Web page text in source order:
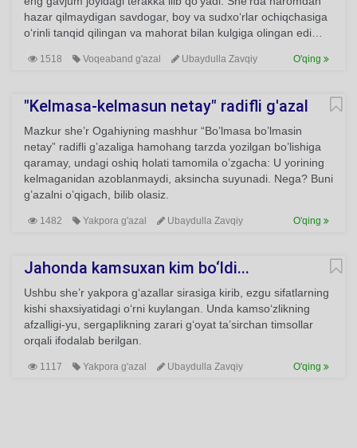
hazar qilmaydigan savdogar, boy va sudxo‘rlar ochiqchasiga
o‘rinli tanqid qilingan va mahorat bilan kulgiga olingan edi…
1518 Voqeaband g'azal Ubaydulla Zavqiy O'qing
"Kelmasa-kelmasun netay" radifli g'azal
Mazkur she’r Ogahiyning mashhur “Bo’lmasa bo’lmasin
netay” radifli g’azaliga hamohang tarzda yozilgan bo’lishiga
qaramay, undagi oshiq holati tamomila o’zgacha: U yorining
kelmaganidan azoblanmaydi, aksincha suyunadi. Nega? Buni
g’azalni o’qigach, bilib olasiz.
1482 Yakpora g'azal Ubaydulla Zavqiy O'qing
Jahonda kamsuxan kim bo‘ldi...
Ushbu she’r yakpora g‘azallar sirasiga kirib, ezgu sifatlarning
kishi shaxsiyatidagi o‘rni kuylangan. Unda kamso‘zlikning
afzalligi-yu, sergaplikning zarari g‘oyat ta’sirchan timsollar
orqali ifodalab berilgan.
1117 Yakpora g'azal Ubaydulla Zavqiy O'qing